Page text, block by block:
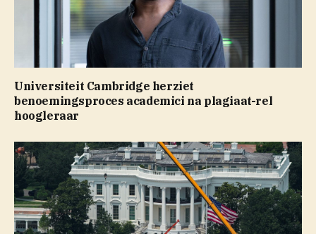
Universiteit Cambridge herziet
benoemingsproces academici na plagiaat-rel
hoogleraar